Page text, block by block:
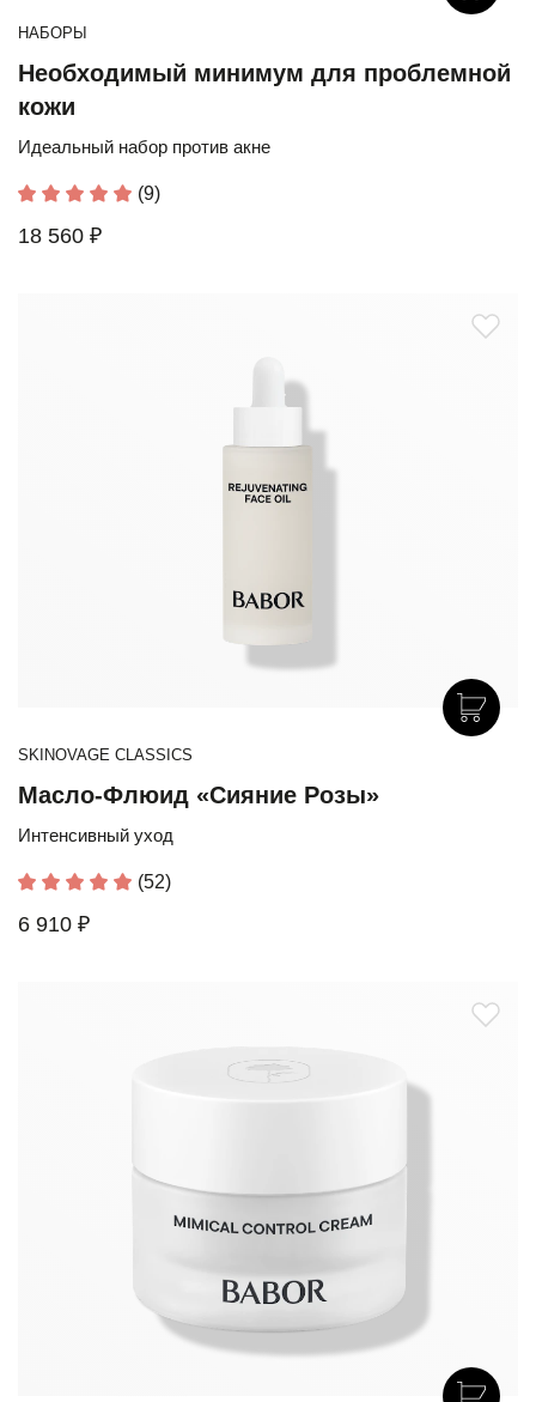
НАБОРЫ
Необходимый минимум для проблемной
кожи
Идеальный набор против акне
(9)
18 560 ₽
SKINOVAGE CLASSICS
Масло-Флюид «Сияние Розы»
Интенсивный уход
(52)
6 910 ₽